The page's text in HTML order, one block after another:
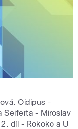
Oidipus -
Seiferta - Miroslav
díl - Rokoko a U